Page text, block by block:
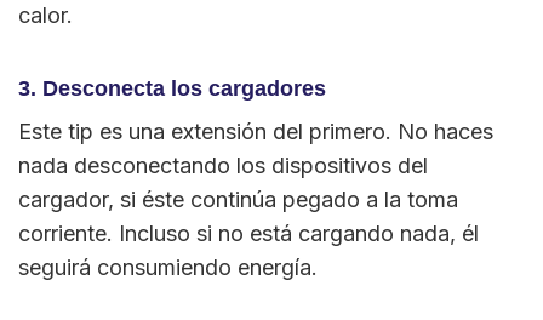
calor.
3. Desconecta los cargadores
Este tip es una extensión del primero. No haces
nada desconectando los dispositivos del
cargador, si éste continúa pegado a la toma
corriente. Incluso si no está cargando nada, él
seguirá consumiendo energía.